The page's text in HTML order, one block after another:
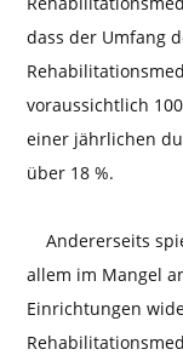
dass der Umfang
voraussichtlich
einer jährlichen
über 18 %.
Andererseits
allem im Mangel
Einrichtungen